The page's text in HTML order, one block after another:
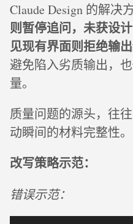
Claude Design 的解决
则暂停追问，未获设
见现有界面则拒绝输
避免陷入劣质输出，
量。
质量问题的源头，往
动瞬间的材料完整性。
改写策略示范：
错误示范：